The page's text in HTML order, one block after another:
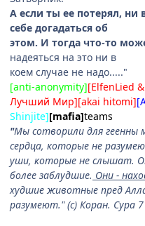
А если ты ее потерял, ни
себе догадаться об
этом. И тогда что-то
надеяться на это ни в
коем случае не надо....."
[anti-anonymity][ElfenLied
Лучший Мир][akai hitomi]
Shinjite][mafia]teams
"Мы сотворили для геенны
сердца, которые не
уши, которые не слышат.
более заблудшие. Они -
худшие животные пред
разумеют." (с) Коран. Сура